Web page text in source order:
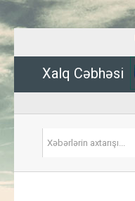
Xalq Cəbhəsi